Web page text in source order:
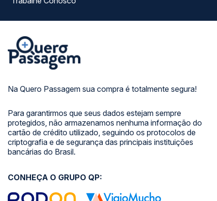
Na Quero Passagem sua compra é totalmente segura!
Para garantirmos que seus dados estejam sempre
protegidos, não armazenamos nenhuma informação do
cartão de crédito utilizado, seguindo os protocolos de
criptografia e de segurança das principais instituições
bancárias do Brasil.
CONHEÇA O GRUPO QP: